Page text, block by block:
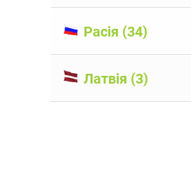
Расія (34)
Латвія (3)